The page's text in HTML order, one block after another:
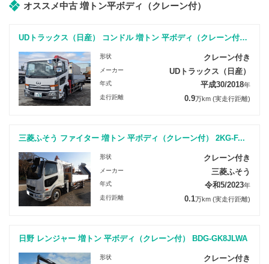
オススメ中古 増トン平ボディ（クレーン付）
UDトラックス（日産） コンドル 増トン 平ボディ（クレーン付） ...
形状 クレーン付き
メーカー UDトラックス（日産）
年式 平成30/2018年
走行距離 0.9万km (実走行距離)
三菱ふそう ファイター 増トン 平ボディ（クレーン付） 2KG-F...
形状 クレーン付き
メーカー 三菱ふそう
年式 令和5/2023年
走行距離 0.1万km (実走行距離)
日野 レンジャー 増トン 平ボディ（クレーン付） BDG-GK8JLWA
形状 クレーン付き